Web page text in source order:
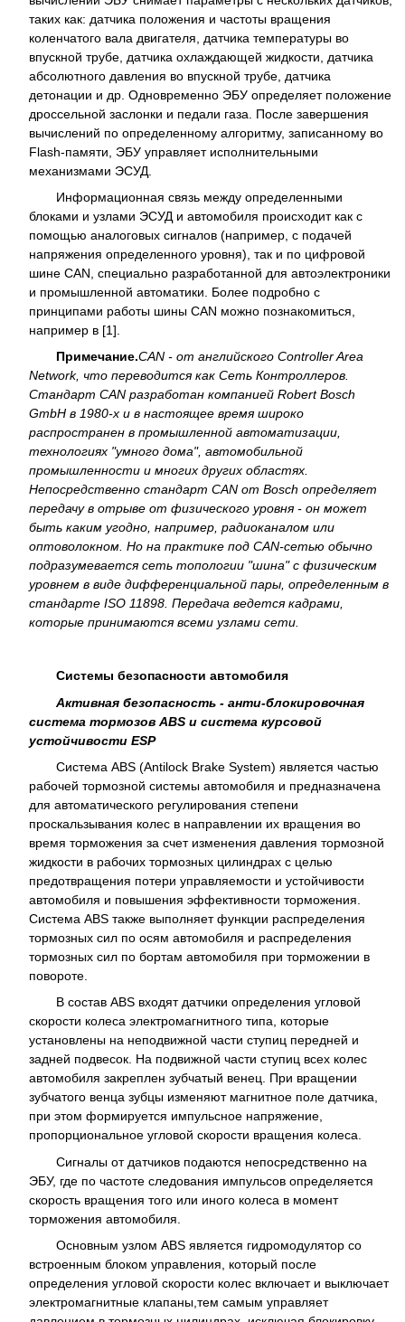
таких как: датчика положения и частоты вращения
коленчатого вала двигателя, датчика температуры во
впускной трубе, датчика охлаждающей жидкости, датчика
абсолютного давления во впускной трубе, датчика
детонации и др. Одновременно ЭБУ определяет положение
дроссельной заслонки и педали газа. После завершения
вычислений по определенному алгоритму, записанному во
Flash-памяти, ЭБУ управляет исполнительными
механизмами ЭСУД.
Информационная связь между определенными
блоками и узлами ЭСУД и автомобиля происходит как с
помощью аналоговых сигналов (например, с подачей
напряжения определенного уровня), так и по цифровой
шине CAN, специально разработанной для автоэлектроники
и промышленной автоматики. Более подробно с
принципами работы шины CAN можно познакомиться,
например в [1].
Примечание.CAN - от английского Controller Area
Network, что переводится как Сеть Контроллеров.
Стандарт CAN разработан компанией Robert Bosch
GmbH в 1980-х и в настоящее время широко
распространен в промышленной автоматизации,
технологиях "умного дома", автомобильной
промышленности и многих других областях.
Непосредственно стандарт CAN от Bosch определяет
передачу в отрыве от физического уровня - он может
быть каким угодно, например, радиоканалом или
оптоволокном. Но на практике под CAN-сетью обычно
подразумевается сеть топологии "шина" с физическим
уровнем в виде дифференциальной пары, определенным в
стандарте ISO 11898. Передача ведется кадрами,
которые принимаются всеми узлами сети.
Системы безопасности автомобиля
Активная безопасность - анти-блокировочная
система тормозов ABS и система курсовой
устойчивости ESP
Система ABS (Antilock Brake System) является частью
рабочей тормозной системы автомобиля и предназначена
для автоматического регулирования степени
проскальзывания колес в направлении их вращения во
время торможения за счет изменения давления тормозной
жидкости в рабочих тормозных цилиндрах с целью
предотвращения потери управляемости и устойчивости
автомобиля и повышения эффективности торможения.
Система ABS также выполняет функции распределения
тормозных сил по осям автомобиля и распределения
тормозных сил по бортам автомобиля при торможении в
повороте.
В состав ABS входят датчики определения угловой
скорости колеса электромагнитного типа, которые
установлены на неподвижной части ступиц передней и
задней подвесок. На подвижной части ступиц всех колес
автомобиля закреплен зубчатый венец. При вращении
зубчатого венца зубцы изменяют магнитное поле датчика,
при этом формируется импульсное напряжение,
пропорциональное угловой скорости вращения колеса.
Сигналы от датчиков подаются непосредственно на
ЭБУ, где по частоте следования импульсов определяется
скорость вращения того или иного колеса в момент
торможения автомобиля.
Основным узлом ABS является гидромодулятор со
встроенным блоком управления, который после
определения угловой скорости колес включает и выключает
электромагнитные клапаны,тем самым управляет